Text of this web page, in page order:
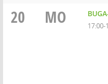
20
MO 17:00-